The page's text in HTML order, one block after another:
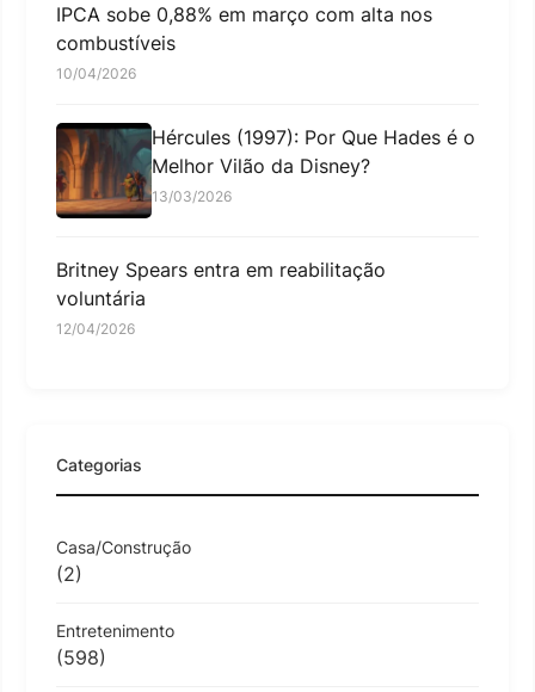
IPCA sobe 0,88% em março com alta nos
combustíveis
10/04/2026
Hércules (1997): Por Que Hades é o
Melhor Vilão da Disney?
13/03/2026
Britney Spears entra em reabilitação
voluntária
12/04/2026
Categorias
Casa/Construção
(2)
Entretenimento
(598)